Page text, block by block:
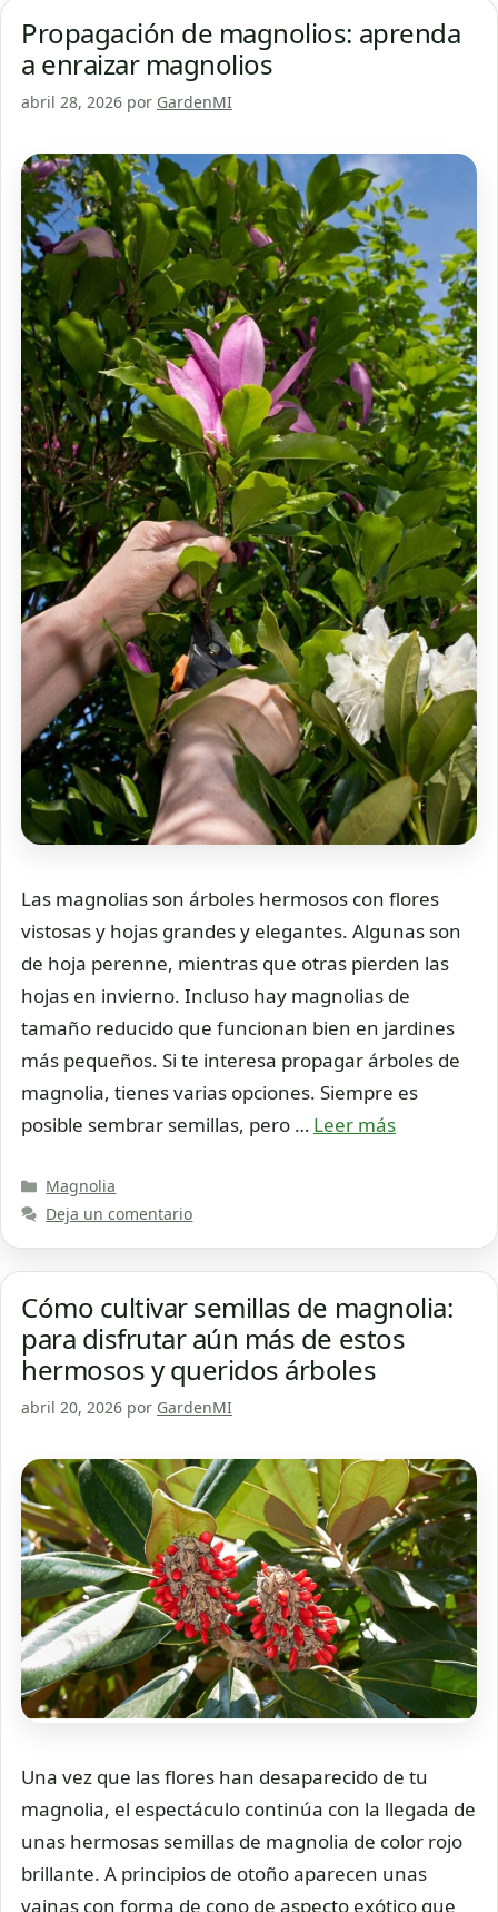
Propagación de magnolios: aprenda
a enraizar magnolios
abril 28, 2026 por GardenMI
Las magnolias son árboles hermosos con flores
vistosas y hojas grandes y elegantes. Algunas son
de hoja perenne, mientras que otras pierden las
hojas en invierno. Incluso hay magnolias de
tamaño reducido que funcionan bien en jardines
más pequeños. Si te interesa propagar árboles de
magnolia, tienes varias opciones. Siempre es
posible sembrar semillas, pero … Leer más
Categorías
Magnolia
Deja un comentario
Cómo cultivar semillas de magnolia:
para disfrutar aún más de estos
hermosos y queridos árboles
abril 20, 2026 por GardenMI
Una vez que las flores han desaparecido de tu
magnolia, el espectáculo continúa con la llegada de
unas hermosas semillas de magnolia de color rojo
brillante. A principios de otoño aparecen unas
vainas con forma de cono de aspecto exótico que